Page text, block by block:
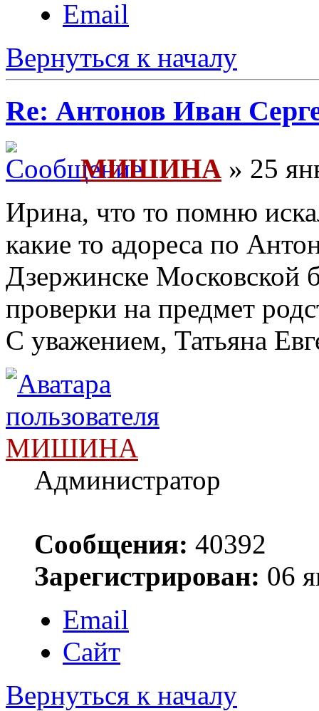
Email
Вернуться к началу
Re: Антонов Иван
МИШИНА » 25
Ирина, что то помню
какие то адореса по
Дзержинске Московской
проверки на предмет
С уважением, Татьяна
МИШИНА
Администратор
Сообщения: 40392
Зарегистрирован: 06
Email
Сайт
Вернуться к началу